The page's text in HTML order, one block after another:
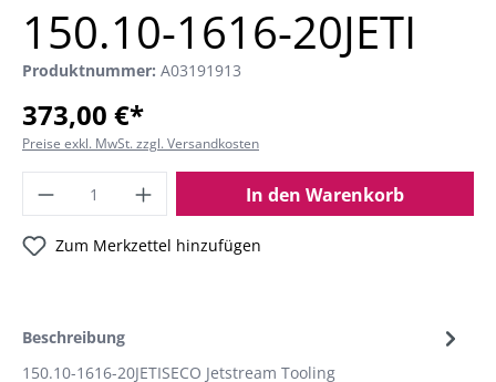
150.10-1616-20JETI
Produktnummer: A03191913
373,00 €*
Preise exkl. MwSt. zzgl. Versandkosten
In den Warenkorb
Zum Merkzettel hinzufügen
Beschreibung
150.10-1616-20JETISECO Jetstream Tooling